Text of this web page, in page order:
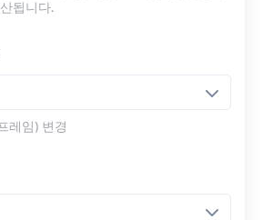
됩니다.
레임) 변경